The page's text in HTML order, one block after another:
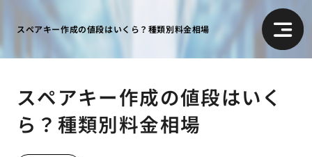
スペアキー作成の値段はいくら？種類別料金相場
スペアキー作成の値段はいく
ら？種類別料金相場